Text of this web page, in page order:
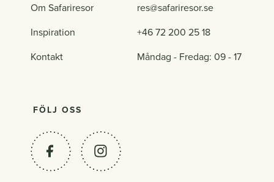
Om Safariresor
Inspiration
Kontakt
res@safariresor.se
+46 72 200 25 18
Måndag - Fredag: 09 - 17
FÖLJ OSS